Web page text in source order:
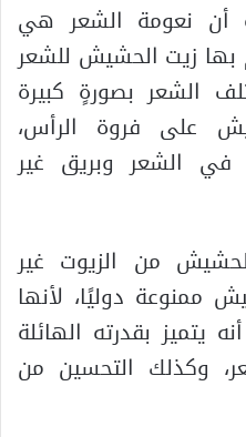
أن نعومة الشعر هي
بها زيت الحشيش للشعر
الشعر بصورةٍ كبيرة
على فروة الرأس،
الشعر وبريق غير
من الزيوت غير
ممنوعة دوليًا، لأنها
يتميز بقدرته الهائلة
وكذلك التحسين من